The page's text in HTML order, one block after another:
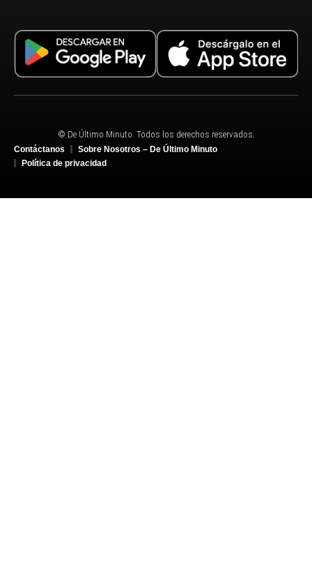
© De Último Minuto. Todos los derechos reservados.
Contáctanos
Sobre Nosotros – De Último Minuto
Política de privacidad